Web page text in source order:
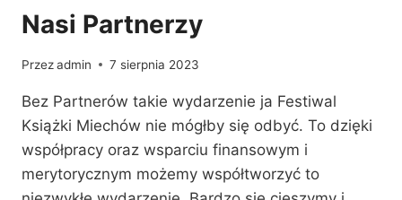
Nasi Partnerzy
Przezadmin 7 sierpnia 2023
Bez Partnerów takie wydarzenie ja Festiwal
Książki Miechów nie mógłby się odbyć. To dzięki
współpracy oraz wsparciu finansowym i
merytorycznym możemy współtworzyć to